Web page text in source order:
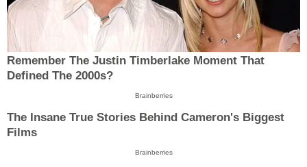
Remember The Justin Timberlake Moment That
Defined The 2000s?
Brainberries
The Insane True Stories Behind Cameron's Biggest
Films
Brainberries